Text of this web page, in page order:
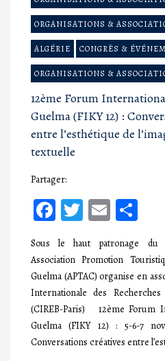
ORGANISATIONS &
ALGÉRIE CONGRÈS &
ORGANISATIONS &
12ème Forum
Guelma (FIKY 12) :
entre l’esthétique de
textuelle
Partager:
Facebook
Twitter
Email
Sous le haut patronage
Association Promotion
Guelma (APTAC) organise en
Internationale des
(CIREB-Paris) 12ème Forum
Guelma (FIKY 12) : 5-6-7
Conversations créatives entre